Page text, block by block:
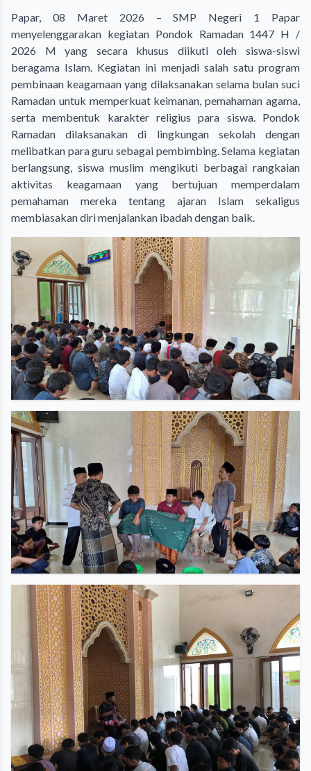
Papar, 08 Maret 2026 – SMP Negeri 1 Papar
menyelenggarakan kegiatan Pondok Ramadan 1447 H /
2026 M yang secara khusus diikuti oleh siswa-siswi
beragama Islam. Kegiatan ini menjadi salah satu program
pembinaan keagamaan yang dilaksanakan selama bulan suci
Ramadan untuk memperkuat keimanan, pemahaman agama,
serta membentuk karakter religius para siswa. Pondok
Ramadan dilaksanakan di lingkungan sekolah dengan
melibatkan para guru sebagai pembimbing. Selama kegiatan
berlangsung, siswa muslim mengikuti berbagai rangkaian
aktivitas keagamaan yang bertujuan memperdalam
pemahaman mereka tentang ajaran Islam sekaligus
membiasakan diri menjalankan ibadah dengan baik.